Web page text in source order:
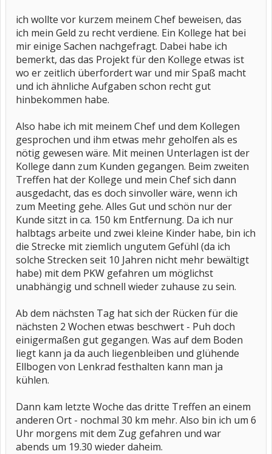
ich wollte vor kurzem meinem Chef beweisen, das
ich mein Geld zu recht verdiene. Ein Kollege hat bei
mir einige Sachen nachgefragt. Dabei habe ich
bemerkt, das das Projekt für den Kollege etwas ist
wo er zeitlich überfordert war und mir Spaß macht
und ich ähnliche Aufgaben schon recht gut
hinbekommen habe.
Also habe ich mit meinem Chef und dem Kollegen
gesprochen und ihm etwas mehr geholfen als es
nötig gewesen wäre. Mit meinen Unterlagen ist der
Kollege dann zum Kunden gegangen. Beim zweiten
Treffen hat der Kollege und mein Chef sich dann
ausgedacht, das es doch sinvoller wäre, wenn ich
zum Meeting gehe. Alles Gut und schön nur der
Kunde sitzt in ca. 150 km Entfernung. Da ich nur
halbtags arbeite und zwei kleine Kinder habe, bin ich
die Strecke mit ziemlich ungutem Gefühl (da ich
solche Strecken seit 10 Jahren nicht mehr bewältigt
habe) mit dem PKW gefahren um möglichst
unabhängig und schnell wieder zuhause zu sein.
Ab dem nächsten Tag hat sich der Rücken für die
nächsten 2 Wochen etwas beschwert - Puh doch
einigermaßen gut gegangen. Was auf dem Boden
liegt kann ja da auch liegenbleiben und glühende
Ellbogen von Lenkrad festhalten kann man ja
kühlen.
Dann kam letzte Woche das dritte Treffen an einem
anderen Ort - nochmal 30 km mehr. Also bin ich um 6
Uhr morgens mit dem Zug gefahren und war
abends um 19.30 wieder daheim.